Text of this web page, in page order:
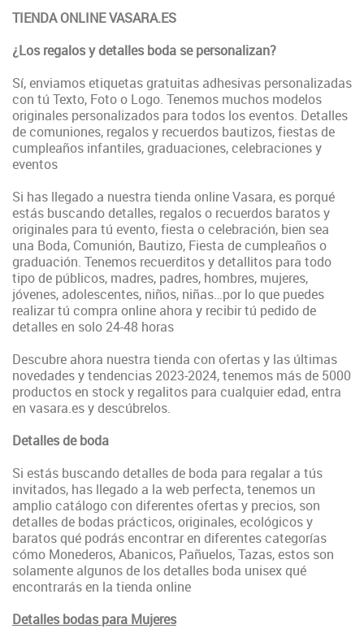
TIENDA ONLINE VASARA.ES
¿Los regalos y detalles boda se personalizan?
Sí, enviamos etiquetas gratuitas adhesivas personalizadas
con tú Texto, Foto o Logo. Tenemos muchos modelos
originales personalizados para todos los eventos. Detalles
de comuniones, regalos y recuerdos bautizos, fiestas de
cumpleaños infantiles, graduaciones, celebraciones y
eventos
Si has llegado a nuestra tienda online Vasara, es porqué
estás buscando detalles, regalos o recuerdos baratos y
originales para tú evento, fiesta o celebración, bien sea
una Boda, Comunión, Bautizo, Fiesta de cumpleaños o
graduación. Tenemos recuerditos y detallitos para todo
tipo de públicos, madres, padres, hombres, mujeres,
jóvenes, adolescentes, niños, niñas…por lo que puedes
realizar tú compra online ahora y recibir tú pedido de
detalles en solo 24-48 horas
Descubre ahora nuestra tienda con ofertas y las últimas
novedades y tendencias 2023-2024, tenemos más de 5000
productos en stock y regalitos para cualquier edad, entra
en vasara.es y descúbrelos.
Detalles de boda
Si estás buscando detalles de boda para regalar a tús
invitados, has llegado a la web perfecta, tenemos un
amplio catálogo con diferentes ofertas y precios, son
detalles de bodas prácticos, originales, ecológicos y
baratos qué podrás encontrar en diferentes categorías
cómo Monederos, Abanicos, Pañuelos, Tazas, estos son
solamente algunos de los detalles boda unisex qué
encontrarás en la tienda online
Detalles bodas para Mujeres